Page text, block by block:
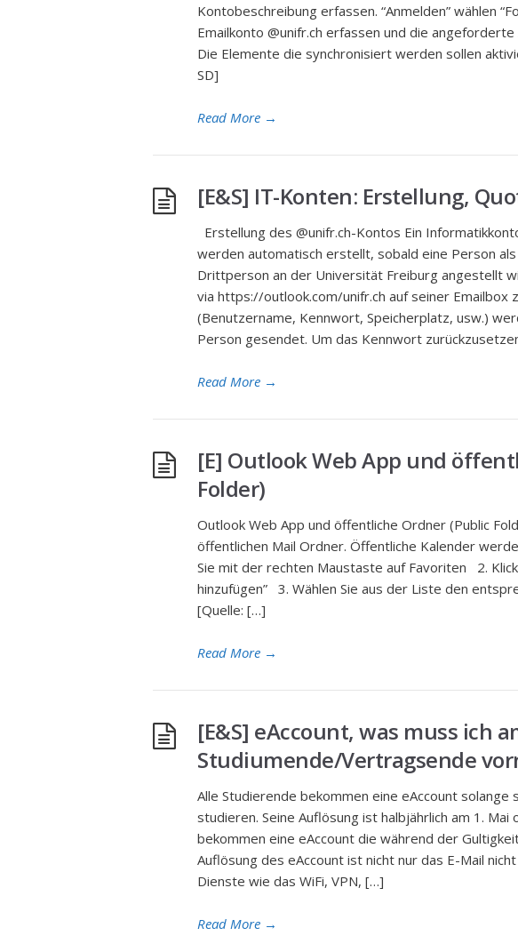
Kontobeschreibung erfassen. “Anmelden” wählen
Emailkonto @unifr.ch erfassen und die
Die Elemente die synchronisiert werden sollen
SD]
Read More →
[E&S] IT-Konten: Erstellung,
Erstellung des @unifr.ch-Kontos Ein
werden automatisch erstellt, sobald eine Person
Drittperson an der Universität Freiburg angestellt
via https://outlook.com/unifr.ch auf seiner Emailbox
(Benutzername, Kennwort, Speicherplatz, usw.)
Person gesendet. Um das Kennwort
Read More →
[E] Outlook Web App und
Folder)
Outlook Web App und öffentliche Ordner (Public
öffentlichen Mail Ordner. Öffentliche Kalender
Sie mit der rechten Maustaste auf Favoriten 2.
hinzufügen” 3. Wählen Sie aus der Liste den
[Quelle: […]
Read More →
[E&S] eAccount, was muss ich
Studiumende/Vertragsende
Alle Studierende bekommen eine eAccount
studieren. Seine Auflösung ist halbjährlich am 1.
bekommen eine eAccount die während der
Auflösung des eAccount ist nicht nur das E-Mail
Dienste wie das WiFi, VPN, […]
Read More →